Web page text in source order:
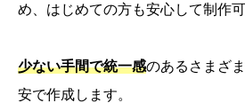
め、はじめての方も安心して制作可
少ない手間で統一感のあるさまざ
安で作成します。